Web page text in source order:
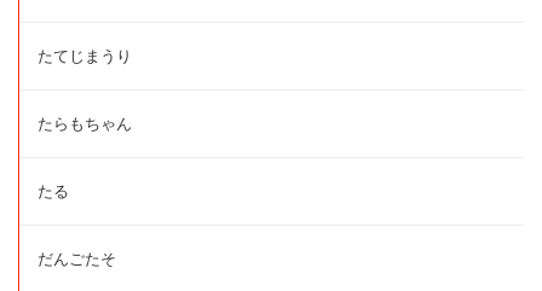
たてじまうり
たらもちゃん
たる
だんごたそ